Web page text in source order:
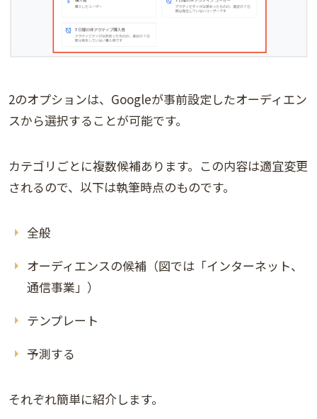
2のオプションは、Googleが事前設定したオーディエン
スから選択することが可能です。
カテゴリごとに複数候補あります。この内容は適宜変更
されるので、以下は執筆時点のものです。
全般
オーディエンスの候補（図では「インターネット、
通信事業」）
テンプレート
予測する
それぞれ簡単に紹介します。